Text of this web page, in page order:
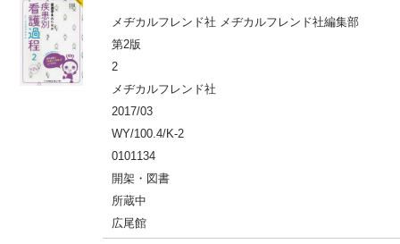
メヂカルフレンド社 メヂカルフレンド社編集部
第2版
2
メヂカルフレンド社
2017/03
WY/100.4/K-2
0101134
開架・図書
所蔵中
広尾館